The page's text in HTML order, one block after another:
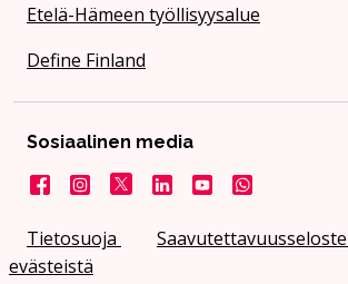
Etelä-Hämeen työllisyysalue
Define Finland
Tietosuoja Saavutettavuusseloste
evästeistä
Sosiaalinen media
FacebookInstagram
X LinkedInYouTubeKaupunki